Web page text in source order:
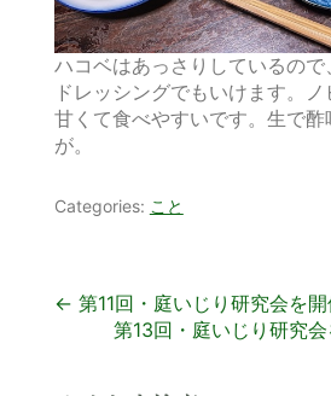
ハコベはあっさりしているので
ドレッシングでもいけます。
甘くて食べやすいです。生で
が。
Categories: こと
投
← 第11回・庭いじり研究会を
第13回・庭いじり研究